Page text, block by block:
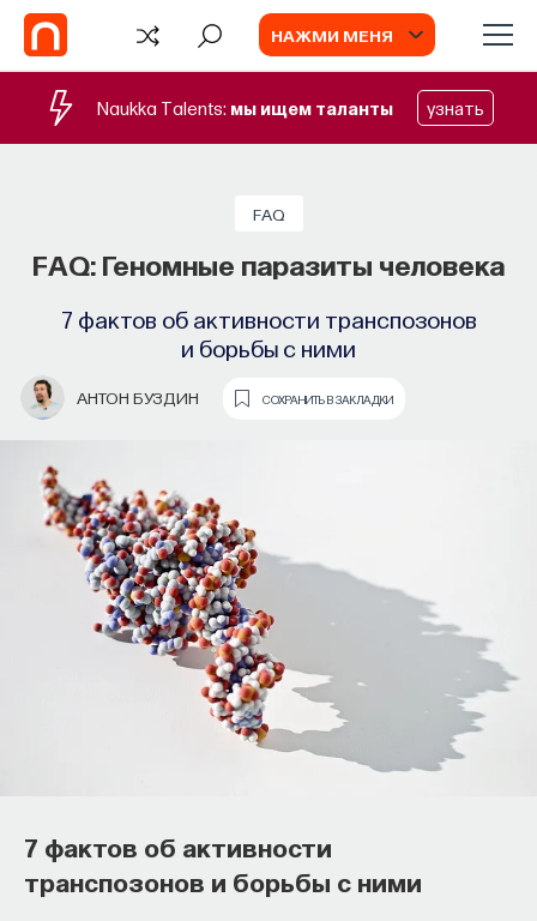
НАЖМИ МЕНЯ
Naukka Talents: мы ищем таланты узнать
FAQ
FAQ: Геномные паразиты человека
7 фактов об активности транспозонов
и борьбы с ними
АНТОН БУЗДИН СОХРАНИТЬ В ЗАКЛАДКИ
7 фактов об активности
транспозонов и борьбы с ними
TV
ИИ в университете, цели
образования и рынок труда —
«Мыслить как учёный» #57
ИВАР МАКСУТОВ
Зачем университету длинный
горизонт планирования и как
мышления и обучения
В новом эпизоде «Мыслить как ученый»Ивар